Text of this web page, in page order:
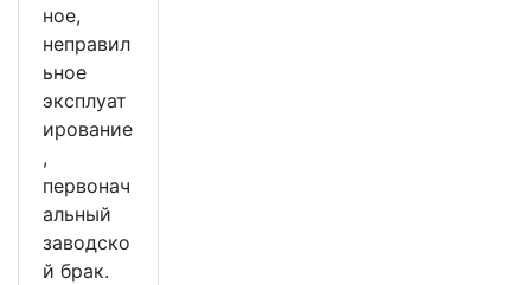
ное,
неправил
ьное
эксплуат
ирование
,
первонач
альный
заводско
й брак.